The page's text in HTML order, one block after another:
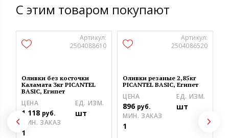
С этим товаром покупают
Артикул:
2504088610
Оливки без косточки
Каламата 3кг PICANTEL
BASIC, Египет
ЦЕНА
1 118 руб.
ЕД. ИЗМ.
шт
МИН. ЗАКАЗ
1
Артикул:
2504086520
Оливки резаные 2,85кг
PICANTEL BASIC, Египет
ЦЕНА
896 руб.
ЕД. ИЗМ.
шт
МИН. ЗАКАЗ
1